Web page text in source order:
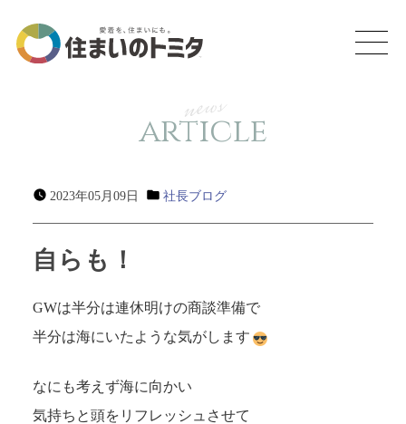
news
article
2023年05月09日 社長ブログ
自らも！
GWは半分は連休明けの商談準備で
半分は海にいたような気がします
なにも考えず海に向かい
気持ちと頭をリフレッシュさせて